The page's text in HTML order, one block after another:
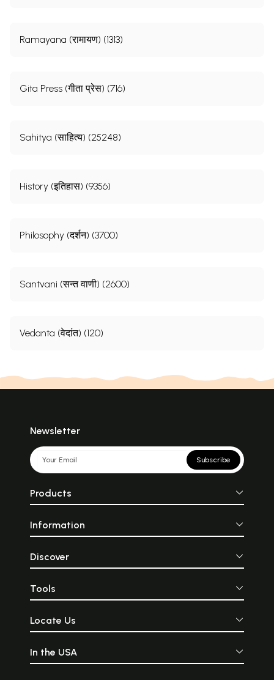
Ramayana (रामायण) (1313)
Gita Press (गीता प्रेस) (716)
Sahitya (साहित्य) (25248)
History (इतिहास) (9356)
Philosophy (दर्शन) (3700)
Santvani (सन्त वाणी) (2600)
Vedanta (वेदांत) (120)
Newsletter
Subscribe
Products
Information
Discover
Tools
Locate Us
In the USA